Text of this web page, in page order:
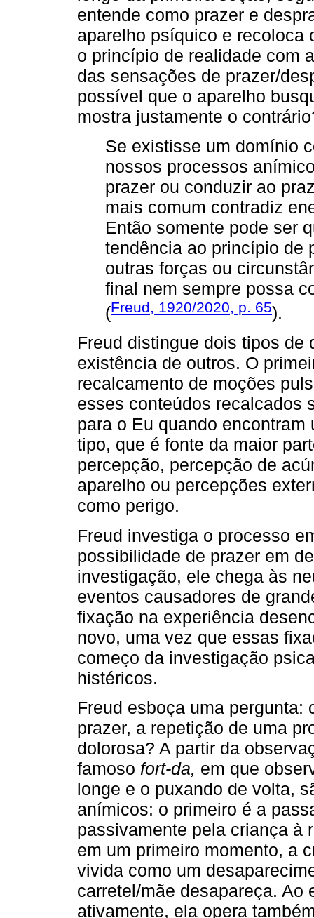
entende como prazer e
aparelho psíquico e recoloca
o princípio de realidade com
das sensações de prazer/
possível que o aparelho
mostra justamente o
Se existisse um domínio
nossos processos
prazer ou conduzir ao
mais comum contradiz
Então somente pode ser
tendência ao princípio de
outras forças ou
final nem sempre possa
(Freud, 1920/2020, p. 65).
Freud distingue dois tipos de
existência de outros. O
recalcamento de moções
esses conteúdos recalcados
para o Eu quando
tipo, que é fonte da maior
percepção, percepção de
aparelho ou percepções
como perigo.
Freud investiga o processo
possibilidade de prazer em
investigação, ele chega às
eventos causadores de
fixação na experiência
novo, uma vez que essas
começo da investigação
histéricos.
Freud esboça uma
prazer, a repetição de uma
dolorosa? A partir da
famoso fort-da, em que
longe e o puxando de volta,
anímicos: o primeiro é a
passivamente pela criança à
em um primeiro momento, a
vivida como um
carretel/mãe desapareça. Ao
ativamente, ela opera